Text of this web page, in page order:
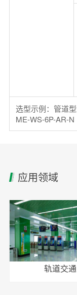
选型示例：管道
ME-WS-6P-AR-N
应用领域
轨道交通